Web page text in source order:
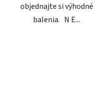
objednajte si výhodné
balenia. N E...